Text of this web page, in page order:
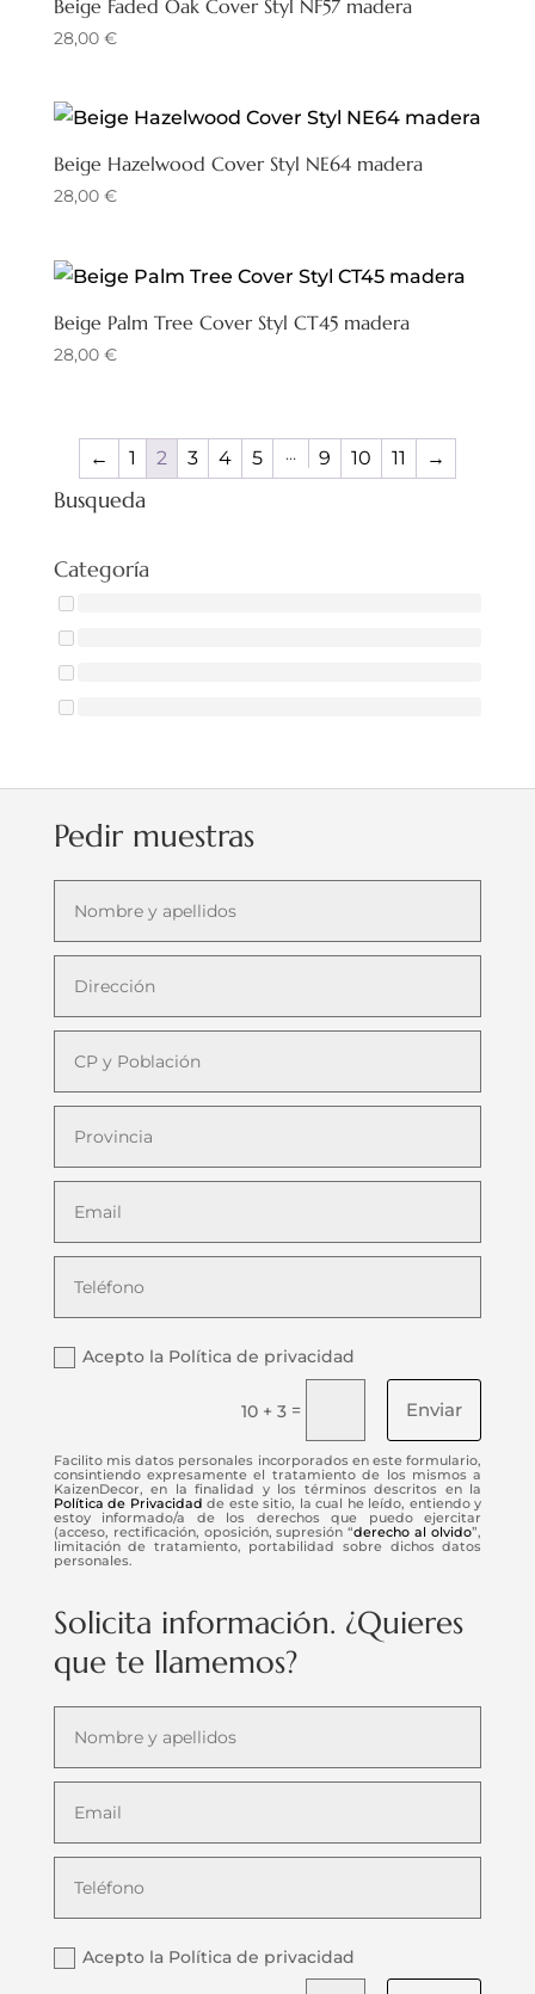
Beige Faded Oak Cover Styl NF57 madera
28,00 €
Beige Hazelwood Cover Styl NE64 madera
28,00 €
Beige Palm Tree Cover Styl CT45 madera
28,00 €
← 1 2 3 4 5 … 9 10 11 →
Busqueda
Categoría
Pedir muestras
Acepto la Política de privacidad
10 + 3 = Enviar
Facilito mis datos personales incorporados en este formulario,
consintiendo expresamente el tratamiento de los mismos a
KaizenDecor, en la finalidad y los términos descritos en la
Política de Privacidad de este sitio, la cual he leído, entiendo y
estoy informado/a de los derechos que puedo ejercitar
(acceso, rectificación, oposición, supresión “derecho al olvido”,
limitación de tratamiento, portabilidad sobre dichos datos
personales.
Solicita información. ¿Quieres
que te llamemos?
Acepto la Política de privacidad